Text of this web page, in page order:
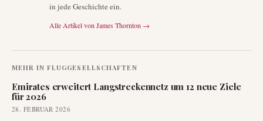
in jede Geschichte ein.
Alle Artikel von James Thornton →
MEHR IN FLUGGESELLSCHAFTEN
Emirates erweitert Langstreckennetz um 12 neue Ziele
für 2026
28. FEBRUAR 2026